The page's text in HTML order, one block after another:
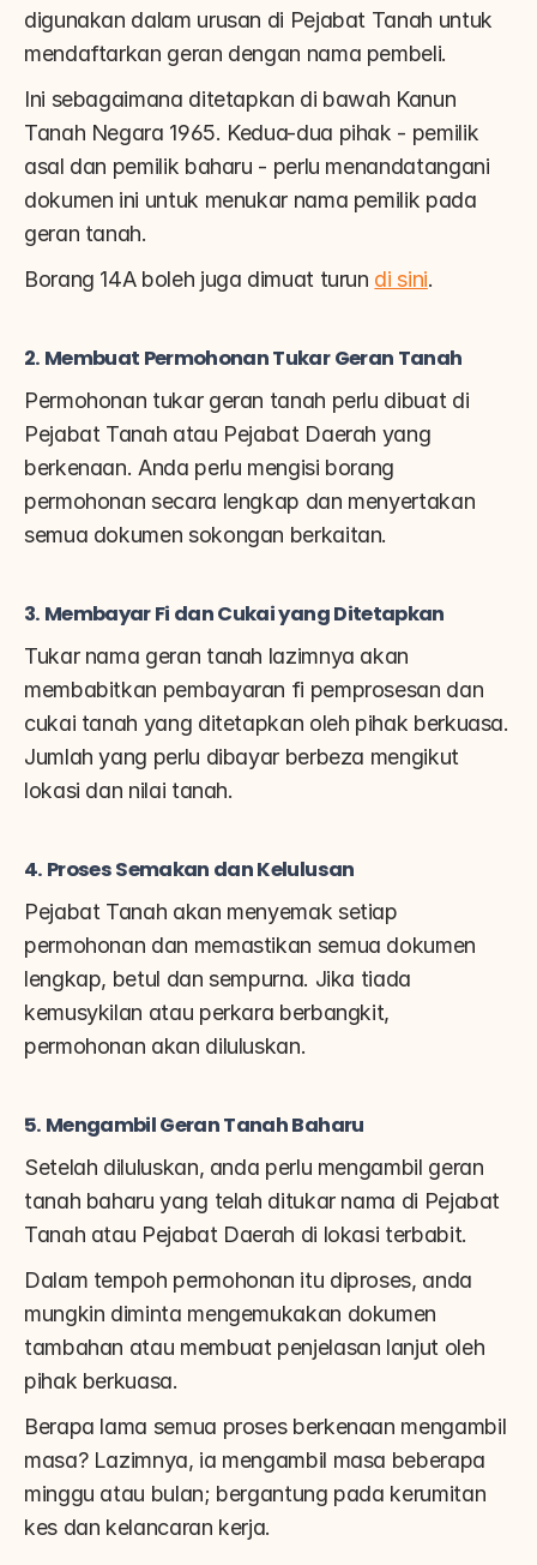
digunakan dalam urusan di Pejabat Tanah untuk
mendaftarkan geran dengan nama pembeli.
Ini sebagaimana ditetapkan di bawah Kanun
Tanah Negara 1965. Kedua-dua pihak - pemilik
asal dan pemilik baharu - perlu menandatangani
dokumen ini untuk menukar nama pemilik pada
geran tanah.
Borang 14A boleh juga dimuat turun di sini.
2. Membuat Permohonan Tukar Geran Tanah
Permohonan tukar geran tanah perlu dibuat di
Pejabat Tanah atau Pejabat Daerah yang
berkenaan. Anda perlu mengisi borang
permohonan secara lengkap dan menyertakan
semua dokumen sokongan berkaitan.
3. Membayar Fi dan Cukai yang Ditetapkan
Tukar nama geran tanah lazimnya akan
membabitkan pembayaran fi pemprosesan dan
cukai tanah yang ditetapkan oleh pihak berkuasa.
Jumlah yang perlu dibayar berbeza mengikut
lokasi dan nilai tanah.
4. Proses Semakan dan Kelulusan
Pejabat Tanah akan menyemak setiap
permohonan dan memastikan semua dokumen
lengkap, betul dan sempurna. Jika tiada
kemusykilan atau perkara berbangkit,
permohonan akan diluluskan.
5. Mengambil Geran Tanah Baharu
Setelah diluluskan, anda perlu mengambil geran
tanah baharu yang telah ditukar nama di Pejabat
Tanah atau Pejabat Daerah di lokasi terbabit.
Dalam tempoh permohonan itu diproses, anda
mungkin diminta mengemukakan dokumen
tambahan atau membuat penjelasan lanjut oleh
pihak berkuasa.
Berapa lama semua proses berkenaan mengambil
masa? Lazimnya, ia mengambil masa beberapa
minggu atau bulan; bergantung pada kerumitan
kes dan kelancaran kerja.